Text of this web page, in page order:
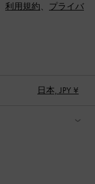
利用規約、 プライバ
日本, JPY ¥